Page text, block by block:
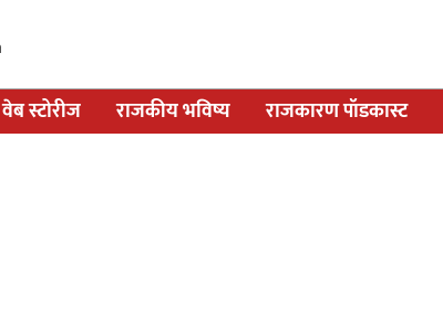
वेब स्टोरीज राजकीय भविष्य राजकारण पॉडकास्ट